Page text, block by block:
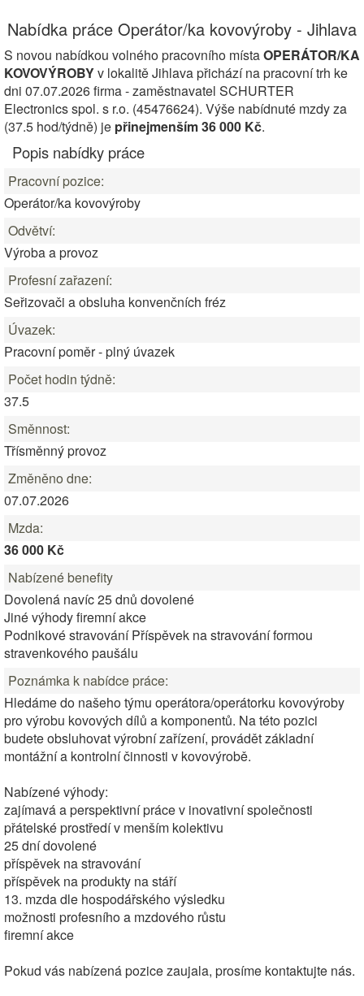
Nabídka práce Operátor/ka kovovýroby - Jihlava
S novou nabídkou volného pracovního místaOPERÁTOR/KA
KOVOVÝROBYv lokalitě Jihlava přichází na pracovní trh ke
dni 07.07.2026 firma - zaměstnavatel SCHURTER
Electronics spol. s r.o. (45476624). Výše nabídnuté mzdy za
(37.5 hod/týdně) je přinejmenším 36 000 Kč.
Popis nabídky práce
Pracovní pozice:
Operátor/ka kovovýroby
Odvětví:
Výroba a provoz
Profesní zařazení:
Seřizovači a obsluha konvenčních fréz
Úvazek:
Pracovní poměr - plný úvazek
Počet hodin týdně:
37.5
Směnnost:
Třísměnný provoz
Změněno dne:
07.07.2026
Mzda:
36 000 Kč
Nabízené benefity
Dovolená navíc 25 dnů dovolené
Jiné výhody firemní akce
Podnikové stravování Příspěvek na stravování formou
stravenkového paušálu
Poznámka k nabídce práce:
Hledáme do našeho týmu operátora/operátorku kovovýroby
pro výrobu kovových dílů a komponentů. Na této pozici
budete obsluhovat výrobní zařízení, provádět základní
montážní a kontrolní činnosti v kovovýrobě.
Nabízené výhody:
zajímavá a perspektivní práce v inovativní společnosti
přátelské prostředí v menším kolektivu
25 dní dovolené
příspěvek na stravování
příspěvek na produkty na stáří
13. mzda dle hospodářského výsledku
možnosti profesního a mzdového růstu
firemní akce
Pokud vás nabízená pozice zaujala, prosíme kontaktujte nás.